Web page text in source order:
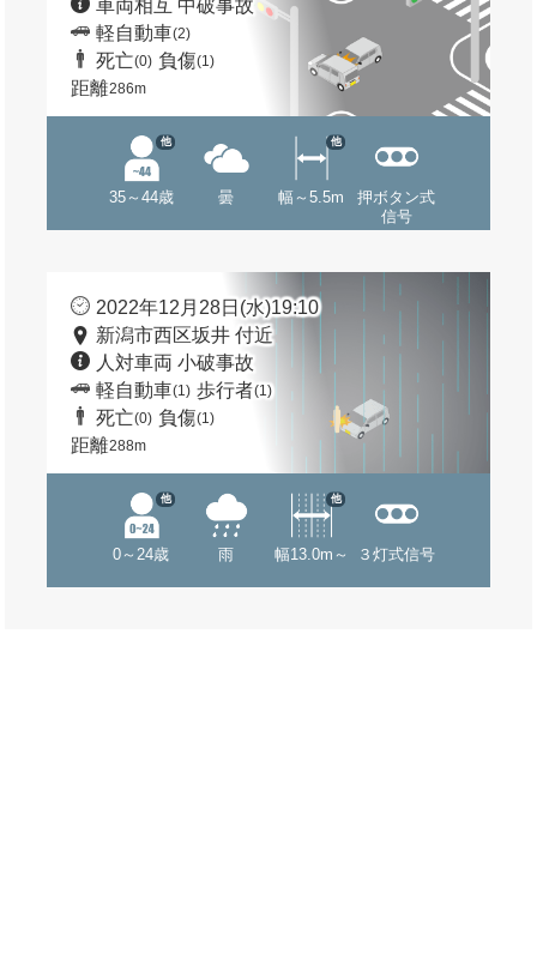
車両相互 中破事故
軽自動車(2)
死亡(0) 負傷(1)
距離286m
35～44歳
他
曇 幅～5.5m
他
押ボタン式
信号
2022年12月28日(水)19:10
新潟市西区坂井 付近
人対車両 小破事故
軽自動車(1) 歩行者(1)
死亡(0) 負傷(1)
距離288m
0～24歳
他
雨 幅13.0m～
他
３灯式信号